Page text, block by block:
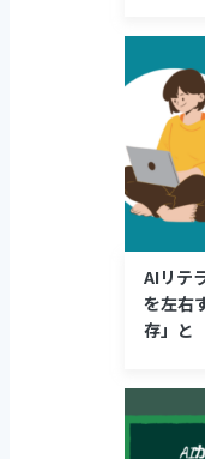
AIリテ
を左右
存」と